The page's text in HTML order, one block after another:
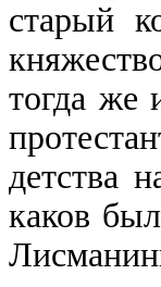
старый
тогда же
детства
каков